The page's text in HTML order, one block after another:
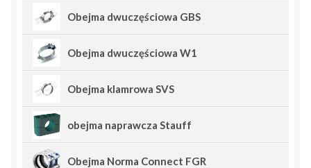
Obejma dwuczęściowa GBS
Obejma dwuczęściowa W1
Obejma klamrowa SVS
obejma naprawcza Stauff
Obejma Norma Connect FGR